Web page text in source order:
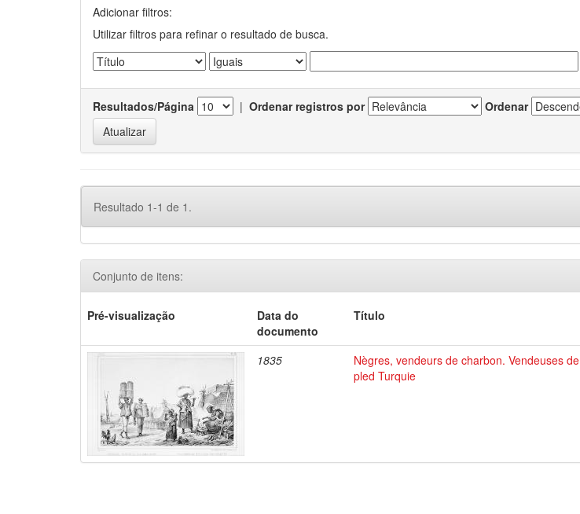
Adicionar filtros:
Utilizar filtros para refinar o resultado de busca.
Resultados/Página | Ordenar registros por Ordenar
Resultado 1-1 de 1.
Conjunto de itens:
Pré-visualização
Data do
documento
Título
1835
Nègres, vendeurs de charbon. Vendeuses de
pled Turquie